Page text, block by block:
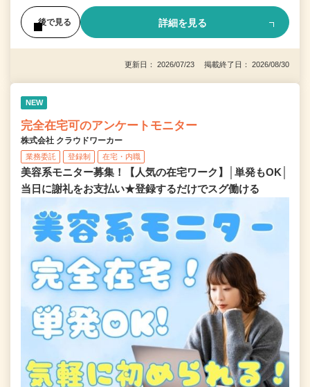
後で見る 詳細を見る
更新日： 2026/07/23 掲載終了日： 2026/08/30
NEW
完全在宅可のアンケートモニター
株式会社 クラウドワーカー
業務委託 登録制 在宅・内職
美容系モニター募集！【人気の在宅ワーク】│単発もOK│
当日に謝礼をお支払い★登録するだけでスグ働ける